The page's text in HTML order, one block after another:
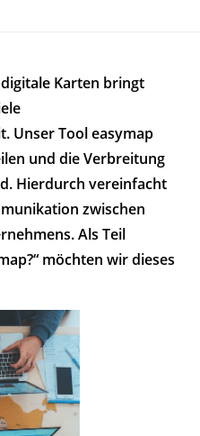
Karten bringt
Unser Tool easymap
und die Verbreitung
Hierdurch vereinfacht
zwischen
Als Teil
möchten wir dieses